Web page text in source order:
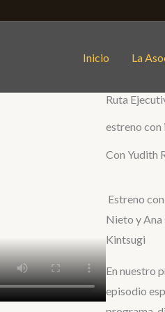
Inicio La
Ruta
estreno con
Con Yudith
Estreno
Nieto y Ana
Kintsugi
En nuestro
episodio